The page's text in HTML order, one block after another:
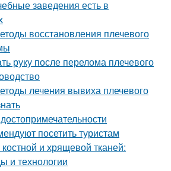
заведения есть в
восстановления плечевого
руку после перелома плечевого
лечения вывиха плечевого
посетить туристам
и хрящевой тканей:
и технологии